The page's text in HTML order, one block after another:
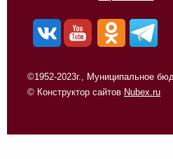
©1952-2023г., Муниципальное
© Конструктор сайтов Nubex.ru